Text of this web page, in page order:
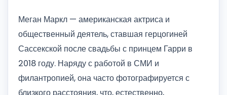
Меган Маркл — американская актриса и
общественный деятель, ставшая герцогиней
Сассекской после свадьбы с принцем Гарри в
2018 году. Наряду с работой в СМИ и
филантропией, она часто фотографируется с
близкого расстояния, что, естественно,